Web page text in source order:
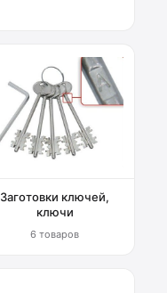
Заготовки ключей,
ключи
6 товаров